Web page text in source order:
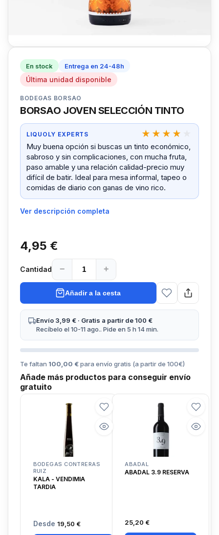
En stock Entrega en 24-48h
Última unidad disponible
BODEGAS BORSAO
BORSAO JOVEN SELECCIÓN TINTO
LIQUOLY EXPERTS
Muy buena opción si buscas un tinto económico,
sabroso y sin complicaciones, con mucha fruta,
paso amable y una relación calidad-precio muy
difícil de batir. Ideal para mesa informal, tapeo o
comidas de diario con ganas de vino rico.
Ver descripción completa
4,95 €
Cantidad − +
Añadir a la cesta
Envío 3,99 € · Gratis a partir de 100 €
Recíbelo el 10-11 ago.. Pide en 5 h 14 min.
Te faltan 100,00 €para envío gratis (a partir de 100€)
Añade más productos para conseguir envío
gratuito
BODEGAS CONTRERAS
RUIZ
KALA - VENDIMIA
TARDIA
Desde 19,50 €
ABADAL
ABADAL 3.9 RESERVA
25,20 €